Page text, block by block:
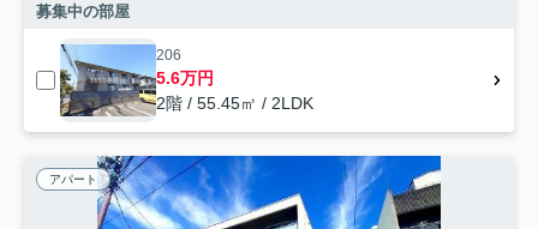
募集中の部屋
206
5.6万円
2階 / 55.45㎡ / 2LDK
アパート